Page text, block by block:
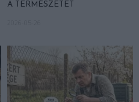
A TERMÉSZETET